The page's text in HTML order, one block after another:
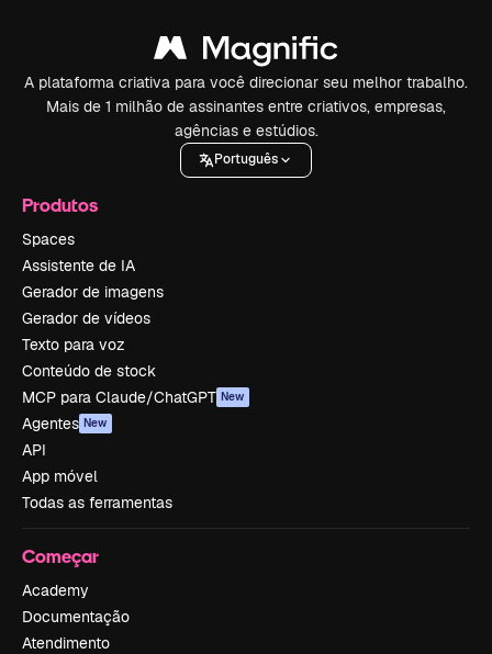
A plataforma criativa para você direcionar seu melhor trabalho.
Mais de 1 milhão de assinantes entre criativos, empresas,
agências e estúdios.
Português
Produtos
Spaces
Assistente de IA
Gerador de imagens
Gerador de vídeos
Texto para voz
Conteúdo de stock
MCP para Claude/ChatGPT New
Agentes New
API
App móvel
Todas as ferramentas
Começar
Academy
Documentação
Atendimento